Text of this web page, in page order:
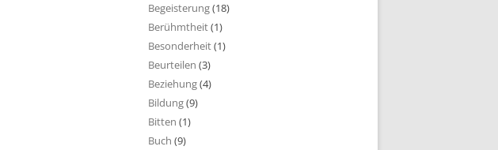
Begeisterung(18)
Berühmtheit(1)
Besonderheit(1)
Beurteilen (3)
Beziehung(4)
Bildung(9)
Bitten (1)
Buch (9)